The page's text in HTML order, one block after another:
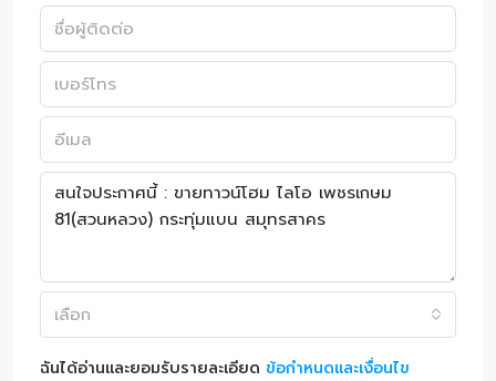
เลือก
ฉันได้อ่านและยอมรับรายละเอียด ข้อกำหนดและเงื่อนไข